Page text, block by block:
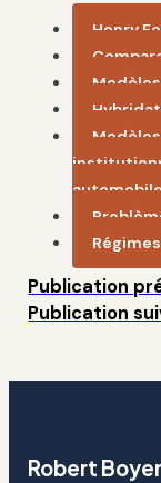
Henry
automobile
Publication
Publication
Robert Boyer